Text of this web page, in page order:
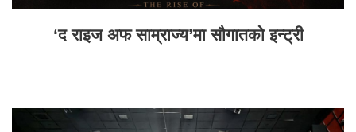
‘द राइज अफ साम्राज्य’मा सौगातको इन्ट्री